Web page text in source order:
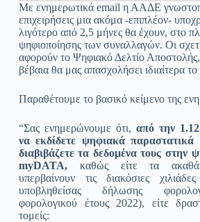
Με ενημερωτικά email η ΑΑΔΕ
επιχειρήσεις μια ακόμα -επιπλέον-
λιγότερο από 2,5 μήνες θα έχουν, στο
ψηφιοποίησης των συναλλαγών. Οι
αφορούν το Ψηφιακό Δελτίο
βέβαια θα μας απασχολήσει ιδιαίτερα
Παραθέτουμε το βασικό κείμενο της
“Σας ενημερώνουμε ότι, από την
να εκδίδετε ψηφιακά παραστατικά
διαβιβάζετε τα δεδομένα τους στην
myDATA,καθώς είτε τα
υπερβαίνουν τις διακόσιες
υποβληθείσας δήλωσης
φορολογικού έτους 2022), είτε
τομείς: